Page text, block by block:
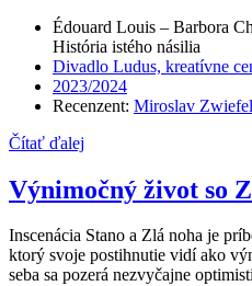
Édouard Louis – Barbora
História istého násilia
Divadlo Ludus, kreatívne
2023/2024
Recenzent: Miroslav
Čítať ďalej
Výnimočný život so
Inscenácia Stano a Zlá noha je
ktorý svoje postihnutie vidí ako
seba sa pozerá nezvyčajne